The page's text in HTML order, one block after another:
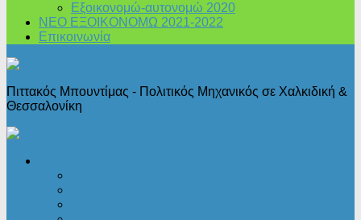
Εξοικονομώ-αυτονομώ 2020
ΝΕΟ ΕΞΟΙΚΟΝΟΜΩ 2021-2022
Επικοινωνία
Πιττακός Μπουντίμας - Πολιτικός Μηχανικός σε Χαλκιδική &
Θεσσαλονίκη